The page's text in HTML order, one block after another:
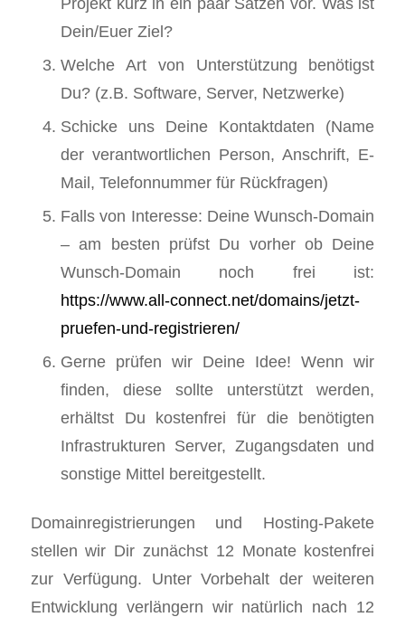
Dein/Euer Ziel?
Welche Art von Unterstützung benötigst
Du? (z.B. Software, Server, Netzwerke)
Schicke uns Deine Kontaktdaten (Name
der verantwortlichen Person, Anschrift, E-
Mail, Telefonnummer für Rückfragen)
Falls von Interesse: Deine Wunsch-Domain
– am besten prüfst Du vorher ob Deine
Wunsch-Domain noch frei ist:
https://www.all-connect.net/domains/jetzt-
pruefen-und-registrieren/
Gerne prüfen wir Deine Idee! Wenn wir
finden, diese sollte unterstützt werden,
erhältst Du kostenfrei für die benötigten
Infrastrukturen Server, Zugangsdaten und
sonstige Mittel bereitgestellt.
Domainregistrierungen und Hosting-Pakete
stellen wir Dir zunächst 12 Monate kostenfrei
zur Verfügung. Unter Vorbehalt der weiteren
Entwicklung verlängern wir natürlich nach 12